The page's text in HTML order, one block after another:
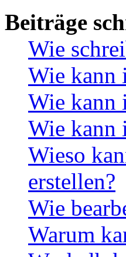
Beiträge
Wie
Wie kann
Wie kann
Wie kann
Wieso
erstellen?
Wie
Warum